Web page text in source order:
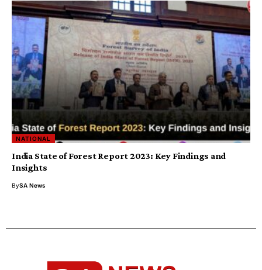
NATIONAL
India State of Forest Report 2023: Key Findings and
Insights
BySA News